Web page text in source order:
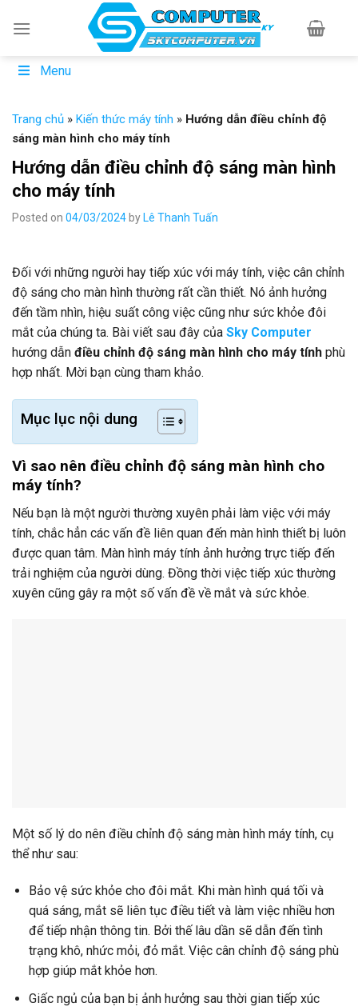
Menu
Trang chủ » Kiến thức máy tính » Hướng dẫn điều chỉnh độ
sáng màn hình cho máy tính
Hướng dẫn điều chỉnh độ sáng màn hình
cho máy tính
Posted on 04/03/2024 by Lê Thanh Tuấn
Đối với những người hay tiếp xúc với máy tính, việc cân chỉnh
độ sáng cho màn hình thường rất cần thiết. Nó ảnh hưởng
đến tầm nhìn, hiệu suất công việc cũng như sức khỏe đôi
mắt của chúng ta. Bài viết sau đây của Sky Computer
hướng dẫn điều chỉnh độ sáng màn hình cho máy tính phù
hợp nhất. Mời bạn cùng tham khảo.
Mục lục nội dung
Vì sao nên điều chỉnh độ sáng màn hình cho
máy tính?
Nếu bạn là một người thường xuyên phải làm việc với máy
tính, chắc hẳn các vấn đề liên quan đến màn hình thiết bị luôn
được quan tâm. Màn hình máy tính ảnh hưởng trực tiếp đến
trải nghiệm của người dùng. Đồng thời việc tiếp xúc thường
xuyên cũng gây ra một số vấn đề về mắt và sức khỏe.
Một số lý do nên điều chỉnh độ sáng màn hình máy tính, cụ
thể như sau:
Bảo vệ sức khỏe cho đôi mắt. Khi màn hình quá tối và
quá sáng, mắt sẽ liên tục điều tiết và làm việc nhiều hơn
để tiếp nhận thông tin. Bởi thế lâu dần sẽ dẫn đến tình
trạng khô, nhức mỏi, đỏ mắt. Việc cân chỉnh độ sáng phù
hợp giúp mắt khỏe hơn.
Giấc ngủ của bạn bị ảnh hưởng sau thời gian tiếp xúc